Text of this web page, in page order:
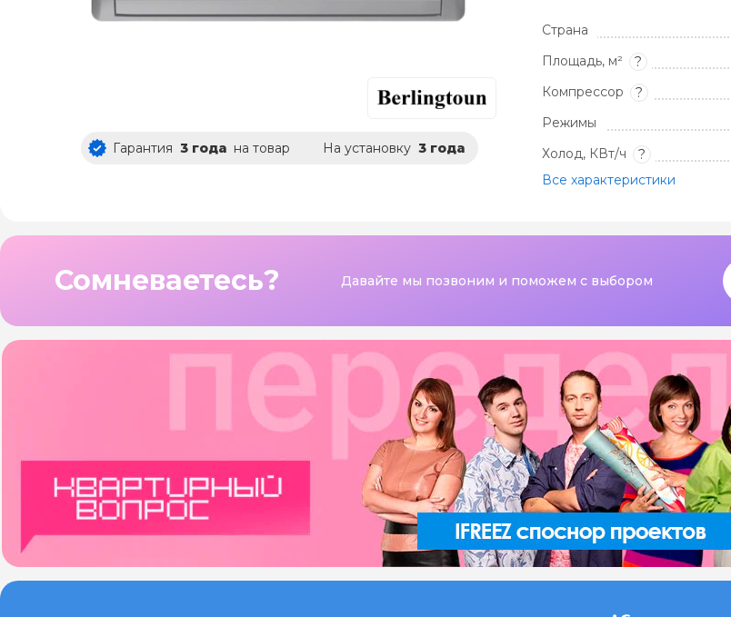
Гарантия 3 года на товар На установку 3 года
Страна
Площадь, м²
?
Компрессор
?
Режимы
Холод, КВт/ч
?
Все характеристики
Сомневаетесь? Давайте мы позвоним и поможем с выбором